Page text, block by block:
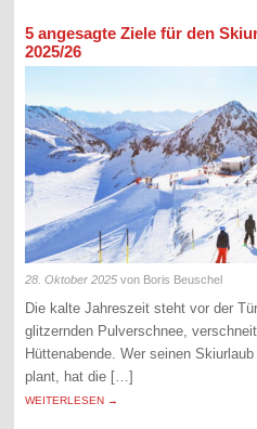
5 angesagte Ziele für den
2025/26
28. Oktober 2025 von Boris Beuschel
Die kalte Jahreszeit steht vor der
glitzernden Pulverschnee,
Hüttenabende. Wer seinen
plant, hat die […]
WEITERLESEN →